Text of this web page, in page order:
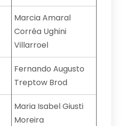
Marcia Amaral
Corrêa Ughini
Villarroel
Fernando Augusto
Treptow Brod
Maria Isabel Giusti
Moreira